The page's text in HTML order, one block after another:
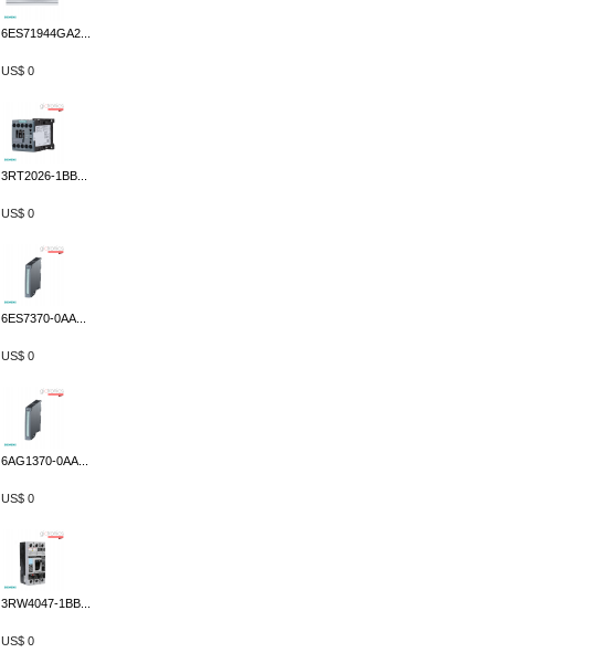
6ES71944GA2...
US$ 0
3RT2026-1BB...
US$ 0
6ES7370-0AA...
US$ 0
6AG1370-0AA...
US$ 0
3RW4047-1BB...
US$ 0